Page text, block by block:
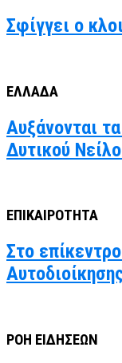
Σφίγγει ο
ΕΛΛΑΔΑ
Αυξάνονται
Δυτικού
ΕΠΙΚΑΙΡΟΤΗΤΑ
Στο
ΡΟΗ ΕΙΔΗΣΕΩΝ